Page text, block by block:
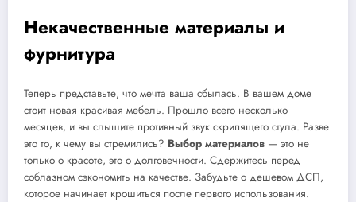
Некачественные материалы и
фурнитура
Теперь представьте, что мечта ваша сбылась. В вашем доме
стоит новая красивая мебель. Прошло всего несколько
месяцев, и вы слышите противный звук скрипящего стула. Разве
это то, к чему вы стремились? Выбор материалов — это не
только о красоте, это о долговечности. Сдержитесь перед
соблазном сэкономить на качестве. Забудьте о дешевом ДСП,
которое начинает крошиться после первого использования.